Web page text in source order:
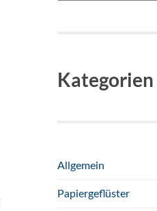
Kategorien
Allgemein
Papiergeflüster